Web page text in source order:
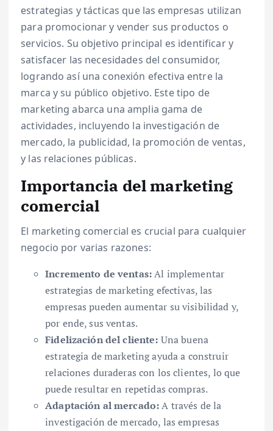
estrategias y tácticas que las empresas utilizan
para promocionar y vender sus productos o
servicios. Su objetivo principal es identificar y
satisfacer las necesidades del consumidor,
logrando así una conexión efectiva entre la
marca y su público objetivo. Este tipo de
marketing abarca una amplia gama de
actividades, incluyendo la investigación de
mercado, la publicidad, la promoción de ventas,
y las relaciones públicas.
Importancia del marketing
comercial
El marketing comercial es crucial para cualquier
negocio por varias razones:
Incremento de ventas:Al implementar
estrategias de marketing efectivas, las
empresas pueden aumentar su visibilidad y,
por ende, sus ventas.
Fidelización del cliente: Una buena
estrategia de marketing ayuda a construir
relaciones duraderas con los clientes, lo que
puede resultar en repetidas compras.
Adaptación al mercado:A través de la
investigación de mercado, las empresas